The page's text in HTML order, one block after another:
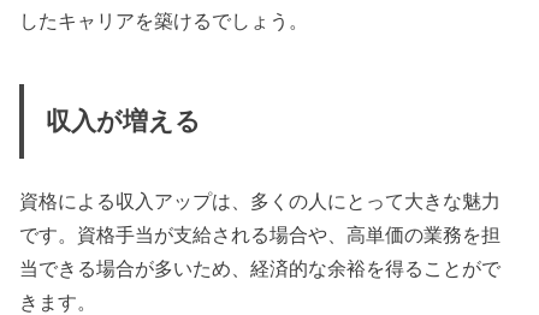
したキャリアを築けるでしょう。
収入が増える
資格による収入アップは、多くの人にとって大きな魅力
です。資格手当が支給される場合や、高単価の業務を担
当できる場合が多いため、経済的な余裕を得ることがで
きます。